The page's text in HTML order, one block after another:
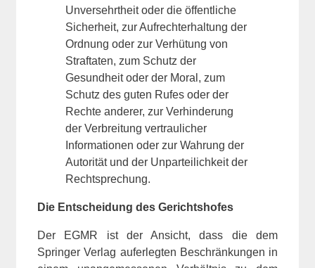
Unversehrtheit oder die öffentliche
Sicherheit, zur Aufrechterhaltung der
Ordnung oder zur Verhütung von
Straftaten, zum Schutz der
Gesundheit oder der Moral, zum
Schutz des guten Rufes oder der
Rechte anderer, zur Verhinderung
der Verbreitung vertraulicher
Informationen oder zur Wahrung der
Autorität und der Unparteilichkeit der
Rechtsprechung.
Die Entscheidung des Gerichtshofes
Der EGMR ist der Ansicht, dass die dem
Springer Verlag auferlegten Beschränkungen in